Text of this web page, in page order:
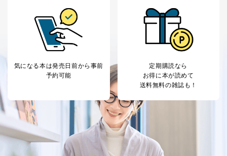
とが困難である場合。
国の機関もしくは地方公共団体またはその委託を受け
た者が法令の定める事務を遂行することに対して協力
する必要がある場合であって、本人の同意を得ること
により当該事務の遂行に支障を及ぼすおそれがあると
き。
上記２．の利用目的を実施するために守秘義務を結ん
だ企業に、業務の一部として個人情報の取扱いを委
託・提供する場合、その業務に必要な範囲で委託・提
供先企業に個人情報を開示することがあります。
委託・提供先企業は具体的には以下のような企業です
が、これらに限りません。
委託先：カスタマーサポート支援会社 、クレジッ
トカード決済などの決済代行・料金回収会社、広
告配信サービス会社
気になる本は発売日前から事前
予約可能
定期購読なら
お得に本が読めて
送料無料の雑誌も！